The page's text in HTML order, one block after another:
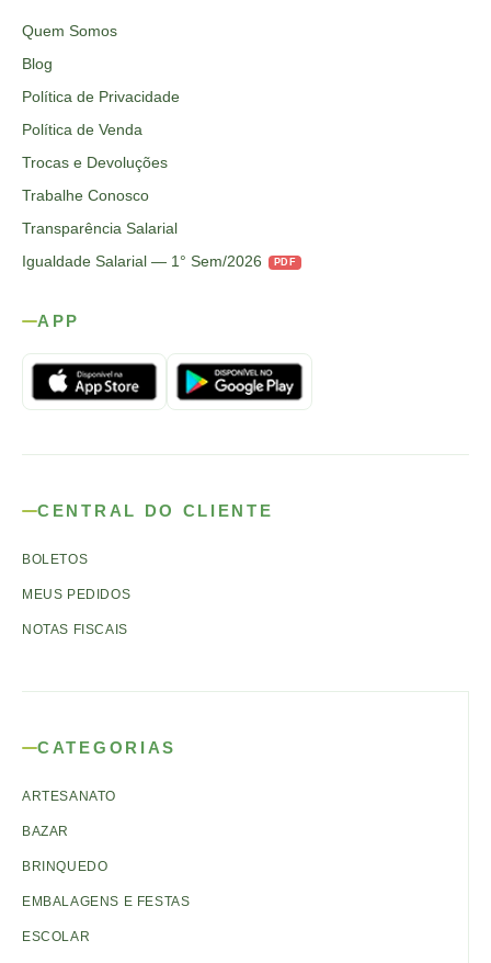
Quem Somos
Blog
Política de Privacidade
Política de Venda
Trocas e Devoluções
Trabalhe Conosco
Transparência Salarial
Igualdade Salarial — 1° Sem/2026
PDF
APP
CENTRAL DO CLIENTE
BOLETOS
MEUS PEDIDOS
NOTAS FISCAIS
CATEGORIAS
ARTESANATO
BAZAR
BRINQUEDO
EMBALAGENS E FESTAS
ESCOLAR